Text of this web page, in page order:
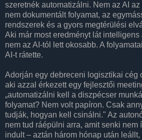
szeretnék automatizálni. Nem az AI
nem dokumentált folyamat, az
rendszerek és a gyors megtérülési
Aki már most eredményt lát
nem az AI-tól lett okosabb. A
AI-t rátette.
Adorján egy debreceni logisztikai cég
aki azzal érkezett egy fejlesztői
„automatizálni kell a diszpécser
folyamat? Nem volt papíron. Csak
tudják, hogyan kell csinálni." Az
nem tud ráépülni arra, amit senki nem
indult – aztán három hónap után